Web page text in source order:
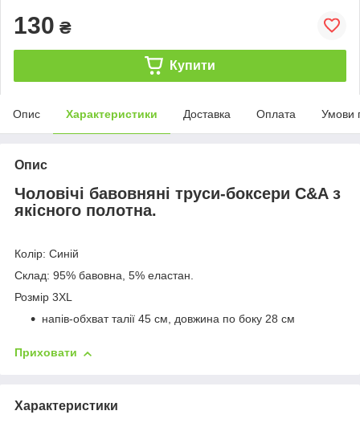
130 ₴
Купити
Опис Характеристики Доставка Оплата Умови
Опис
Чоловічі бавовняні труси-боксери C&A з
якісного полотна.
Колір: Синій
Склад: 95% бавовна, 5% еластан.
Розмір 3XL
напів-обхват талії 45 см, довжина по боку 28 см
Приховати
Характеристики